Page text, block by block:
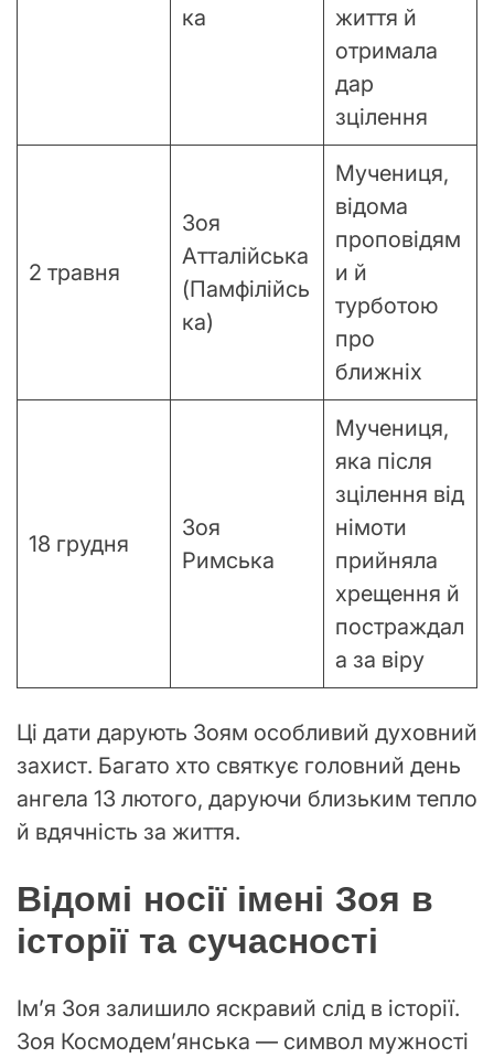
ка
життя й
отримала
дар
зцілення
2 травня
Зоя
Атталійська
(Памфілійсь
ка)
Мучениця,
відома
проповідям
и й
турботою
про
ближніх
18 грудня
Зоя
Римська
Мучениця,
яка після
зцілення від
німоти
прийняла
хрещення й
постраждал
а за віру
Ці дати дарують Зоям особливий духовний
захист. Багато хто святкує головний день
ангела 13 лютого, даруючи близьким тепло
й вдячність за життя.
Відомі носії імені Зоя в
історії та сучасності
Ім’я Зоя залишило яскравий слід в історії.
Зоя Космодем’янська — символ мужності